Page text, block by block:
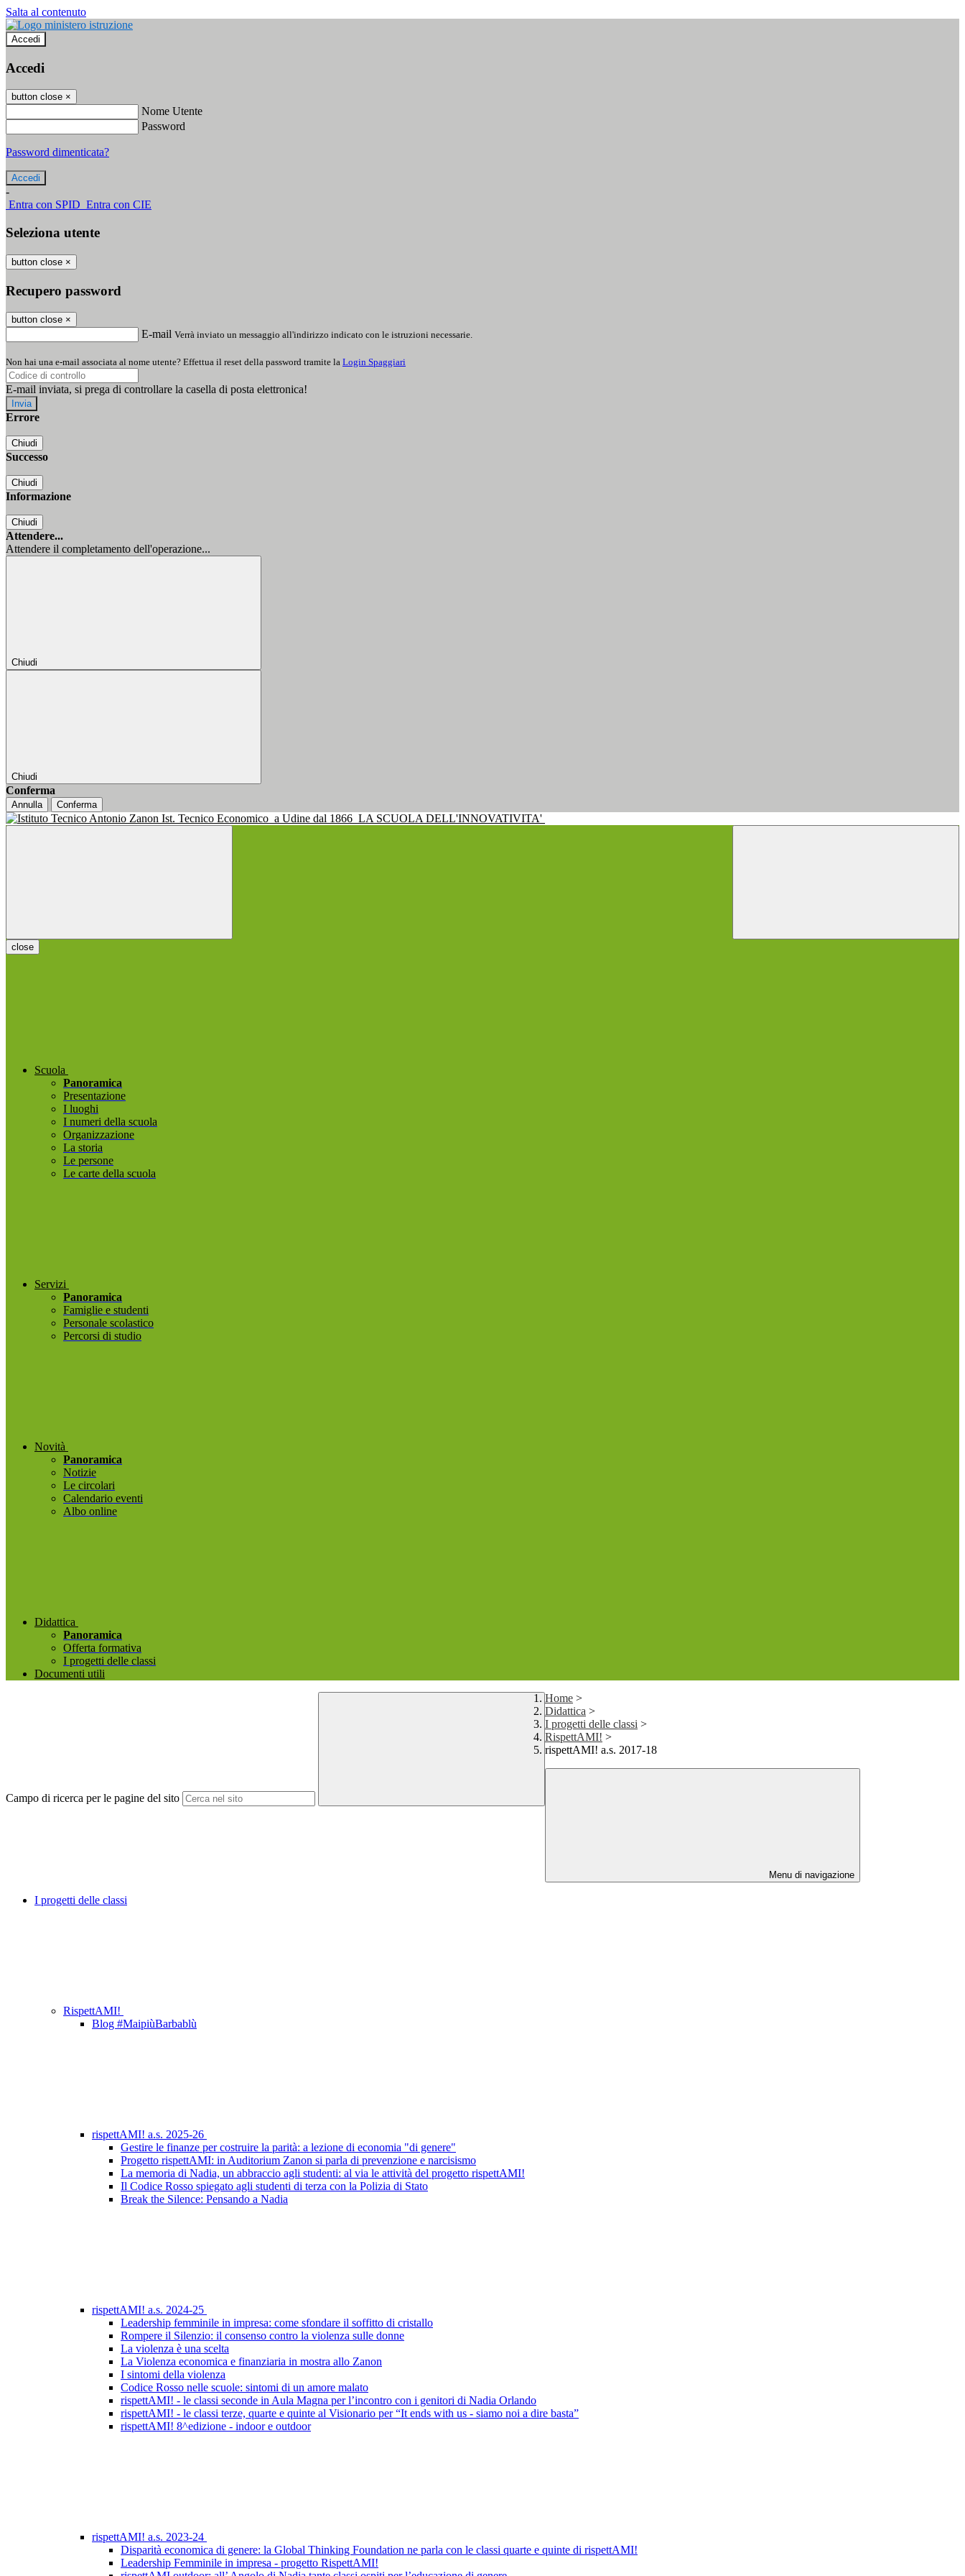
Salta al contenuto
Accedi
Accedi
button close ×
Nome Utente
Password
Password dimenticata?
-
Entra con SPID Entra con CIE
Seleziona utente
button close ×
Recupero password
button close ×
E-mail Verrà inviato un messaggio all'indirizzo indicato con le istruzioni necessarie.
Non hai una e-mail associata al nome utente? Effettua il reset della password tramite la Login Spaggiari
E-mail inviata, si prega di controllare la casella di posta elettronica!
Errore
Chiudi
Successo
Chiudi
Informazione
Chiudi
Attendere...
Attendere il completamento dell'operazione...
Chiudi
Chiudi
Conferma
Annulla Conferma
Ist. Tecnico Economico a Udine dal 1866 LA SCUOLA DELL'INNOVATIVITA'
close
Scuola
Panoramica
Presentazione
I luoghi
I numeri della scuola
Organizzazione
La storia
Le persone
Le carte della scuola
Servizi
Panoramica
Famiglie e studenti
Personale scolastico
Percorsi di studio
Novità
Panoramica
Notizie
Le circolari
Calendario eventi
Albo online
Didattica
Panoramica
Offerta formativa
I progetti delle classi
Documenti utili
Campo di ricerca per le pagine del sito
Home >
Didattica >
I progetti delle classi >
RispettAMI! >
rispettAMI! a.s. 2017-18
Menu di navigazione
I progetti delle classi
RispettAMI!
Blog #MaipiùBarbablù
rispettAMI! a.s. 2025-26
Gestire le finanze per costruire la parità: a lezione di economia "di genere"
Progetto rispettAMI: in Auditorium Zanon si parla di prevenzione e narcisismo
La memoria di Nadia, un abbraccio agli studenti: al via le attività del progetto rispettAMI!
Il Codice Rosso spiegato agli studenti di terza con la Polizia di Stato
Break the Silence: Pensando a Nadia
rispettAMI! a.s. 2024-25
Leadership femminile in impresa: come sfondare il soffitto di cristallo
Rompere il Silenzio: il consenso contro la violenza sulle donne
La violenza è una scelta
La Violenza economica e finanziaria in mostra allo Zanon
I sintomi della violenza
Codice Rosso nelle scuole: sintomi di un amore malato
rispettAMI! - le classi seconde in Aula Magna per l’incontro con i genitori di Nadia Orlando
rispettAMI! - le classi terze, quarte e quinte al Visionario per “It ends with us - siamo noi a dire basta”
rispettAMI! 8^edizione - indoor e outdoor
rispettAMI! a.s. 2023-24
Disparità economica di genere: la Global Thinking Foundation ne parla con le classi quarte e quinte di rispettAMI!
Leadership Femminile in impresa - progetto RispettAMI!